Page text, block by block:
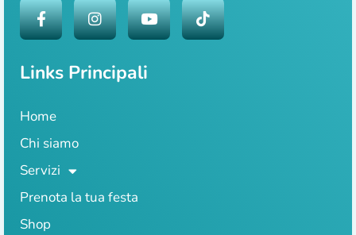
Links Principali
Home
Chi siamo
Servizi
Prenota la tua festa
Shop